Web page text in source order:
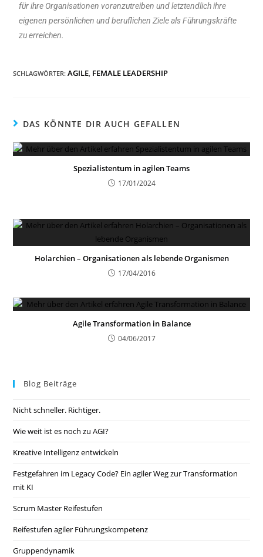
für ihre Organisationen voranzutreiben und letztendlich ihre
eigenen persönlichen und beruflichen Ziele als Führungskräfte
zu erreichen.
SCHLAGWÖRTER:AGILE FEMALE LEADERSHIP
DAS KÖNNTE DIR AUCH GEFALLEN
Spezialistentum in agilen Teams
17/01/2024
Holarchien – Organisationen als lebende Organismen
17/04/2016
Agile Transformation in Balance
04/06/2017
Blog Beiträge
Nicht schneller. Richtiger.
Wie weit ist es noch zu AGI?
Kreative Intelligenz entwickeln
Festgefahren im Legacy Code? Ein agiler Weg zur Transformation
mit KI
Scrum Master Reifestufen
Reifestufen agiler Führungskompetenz
Gruppendynamik